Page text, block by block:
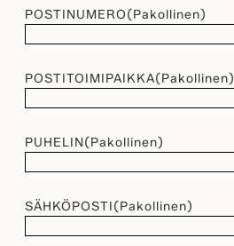
POSTINUMERO(Pakollinen)
POSTITOIMIPAIKKA(Pakollinen)
PUHELIN(Pakollinen)
SÄHKÖPOSTI(Pakollinen)